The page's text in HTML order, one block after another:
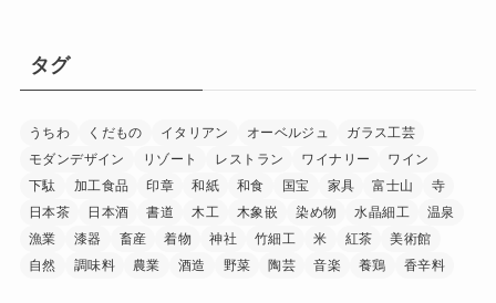
タグ
うちわ くだもの イタリアン オーベルジュ
ガラス工芸
モダンデザイン
リゾート レストラン ワイナリー
ワイン
下駄
加工食品 印章 和紙 和食 国宝 家具 富士山
寺
日本茶
日本酒 書道 木工 木象嵌 染め物 水晶細工
温泉
漁業
漆器 畜産 着物 神社 竹細工 米 紅茶
美術館
自然
調味料 農業 酒造 野菜 陶芸 音楽 養鶏 香辛料